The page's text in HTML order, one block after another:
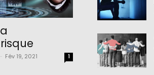
Fév 19, 2021 1